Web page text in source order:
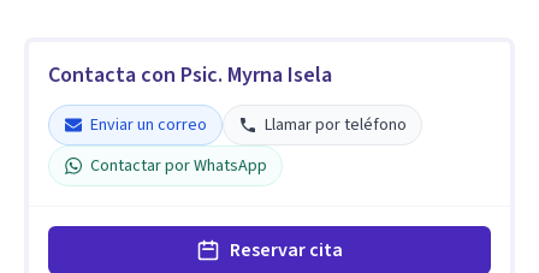
Contacta con Psic. Myrna Isela
Enviar un correo
Llamar por teléfono
Contactar por WhatsApp
Reservar cita